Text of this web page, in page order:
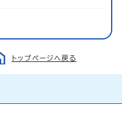
トップページへ戻る